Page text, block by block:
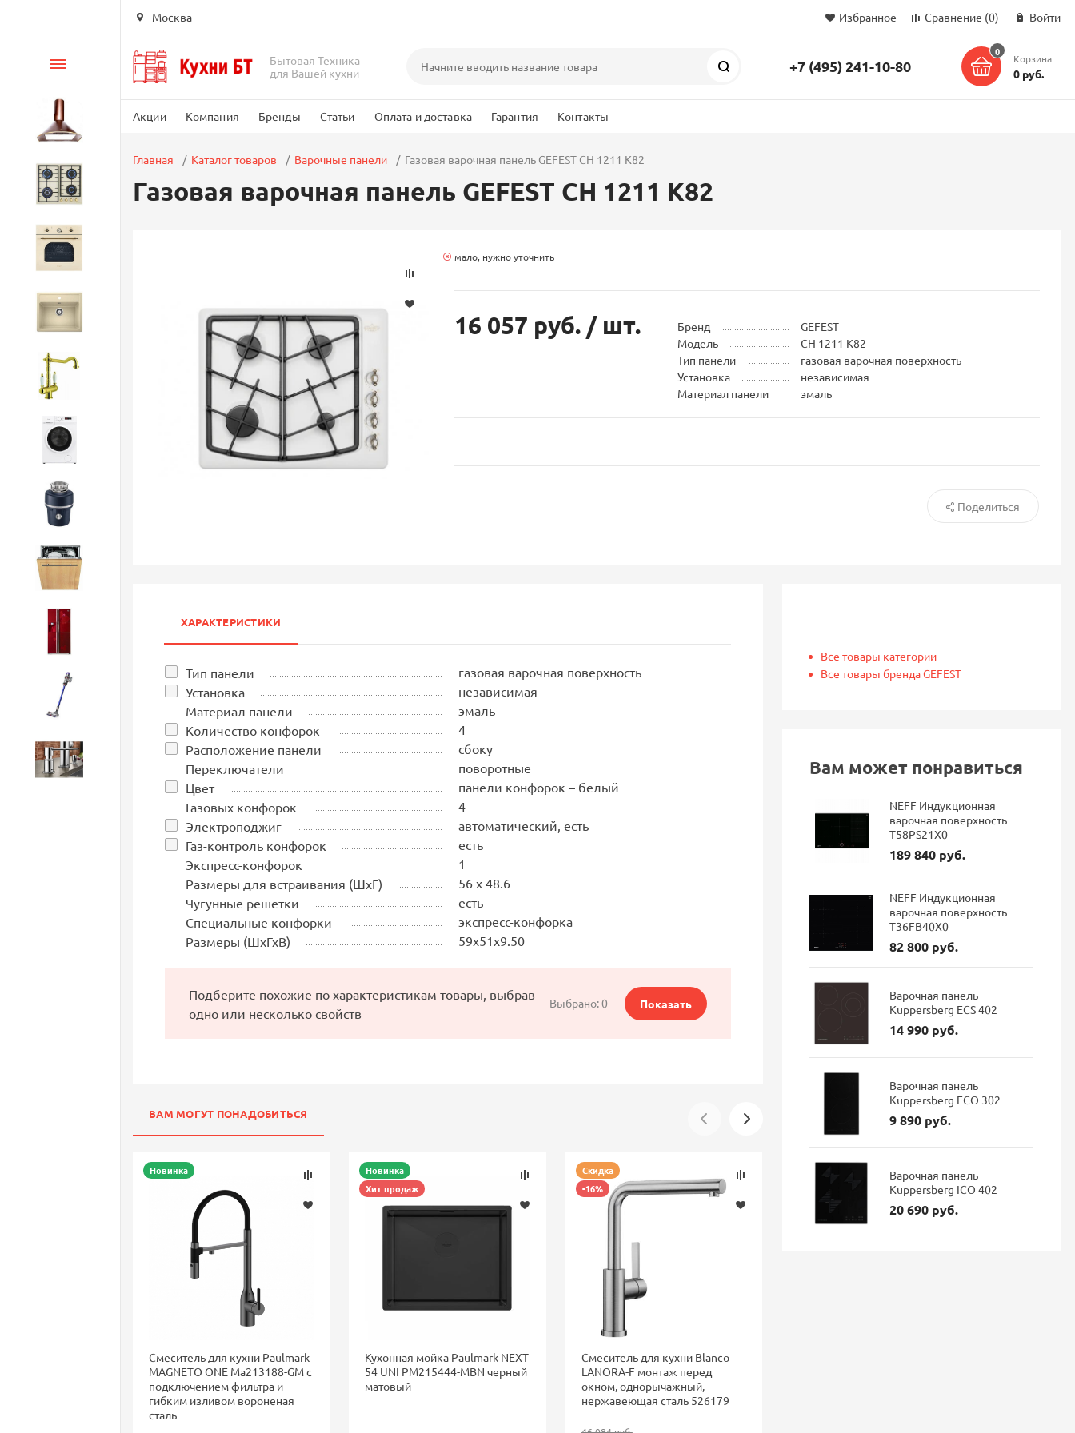
Москва Избранное Сравнение (0) Войти
Бытовая Техника
для Вашей кухни
Поиск +7 (495) 241-10-80
0
Корзина
0 руб.
Акции Компания Бренды Статьи Оплата и доставка Гарантия Контакты
Каталог
Вытяжки
Варочные панели
Бытовая техника
Аксессуары
Главная Каталог товаров Варочные панели Газовая варочная панель GEFEST СН 1211 К82
Газовая варочная панель GEFEST СН 1211 К82
мало, нужно уточнить
16 057 руб. / шт. Бренд
GEFEST
Модель
СН 1211 К82
Тип панели
газовая варочная поверхность
Установка
независимая
Материал панели
эмаль
Поделиться
ХАРАКТЕРИСТИКИ
Тип панели
газовая варочная поверхность
Установка
независимая
Материал панели
эмаль
Количество конфорок
4
Расположение панели
сбоку
Переключатели
поворотные
Цвет
панели конфорок – белый
Газовых конфорок
4
Электроподжиг
автоматический, есть
Газ-контроль конфорок
есть
Экспресс-конфорок
1
Размеры для встраивания (ШхГ)
56 x 48.6
Чугунные решетки
есть
Специальные конфорки
экспресс-конфорка
Размеры (ШхГхВ)
59х51х9.50
Подберите похожие по характеристикам товары, выбрав
одно или несколько свойств
Выбрано:0 Показать
ВАМ МОГУТ ПОНАДОБИТЬСЯ
Новинка
Смеситель для кухни Paulmark
MAGNETO ONE Ma213188-GM с
подключением фильтра и
гибким изливом вороненая
сталь
Новинка
Хит продаж
Кухонная мойка Paulmark NEXT
54 UNI PM215444-MBN черный
матовый
Скидка
-16%
Смеситель для кухни Blanco
LANORA-F монтаж перед
окном, однорычажный,
нержавеющая сталь 526179
Все товары категории
Все товары бренда GEFEST
Вам может понравиться
NEFF Индукционная
варочная поверхность
T58PS21X0
189 840 руб.
NEFF Индукционная
варочная поверхность
T36FB40X0
82 800 руб.
Варочная панель
Kuppersberg ECS 402
14 990 руб.
Варочная панель
Kuppersberg ECO 302
9 890 руб.
Варочная панель
Kuppersberg ICO 402
20 690 руб.